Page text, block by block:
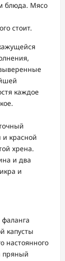
блюда. Мясо
стоит.
каждое
красной
хрена.
и два
и
капусты
настоянного
пряный